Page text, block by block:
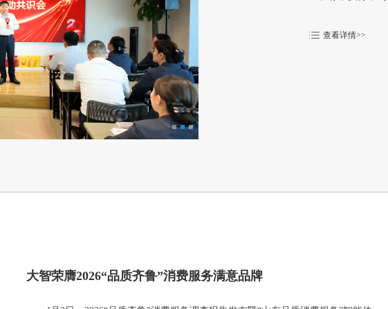
查看详情>>
大智荣膺2026“品质齐鲁”消费服务满意品牌